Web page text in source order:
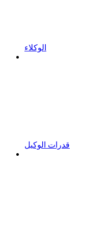
الوكلاء
قدرات الوكيل